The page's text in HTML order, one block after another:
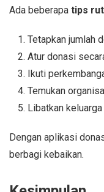
Ada beberapa tips
Tetapkan jumlah
Atur donasi
Ikuti
Temukan
Libatkan
Dengan aplikasi
berbagi kebaikan.